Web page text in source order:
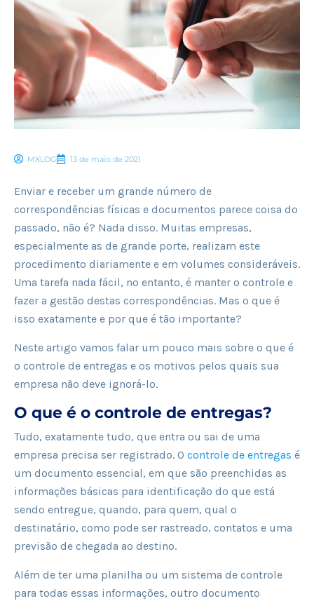
MXLOG 13 de maio de 2021
Enviar e receber um grande número de
correspondências físicas e documentos parece coisa do
passado, não é? Nada disso. Muitas empresas,
especialmente as de grande porte, realizam este
procedimento diariamente e em volumes consideráveis.
Uma tarefa nada fácil, no entanto, é manter o controle e
fazer a gestão destas correspondências. Mas o que é
isso exatamente e por que é tão importante?
Neste artigo vamos falar um pouco mais sobre o que é
o controle de entregas e os motivos pelos quais sua
empresa não deve ignorá-lo.
O que é o controle de entregas?
Tudo, exatamente tudo, que entra ou sai de uma
empresa precisa ser registrado. O controle de entregas é
um documento essencial, em que são preenchidas as
informações básicas para identificação do que está
sendo entregue, quando, para quem, qual o
destinatário, como pode ser rastreado, contatos e uma
previsão de chegada ao destino.
Além de ter uma planilha ou um sistema de controle
para todas essas informações, outro documento